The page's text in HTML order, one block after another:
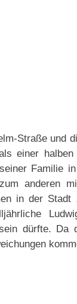
Straße und
einer
Familie
anderen
in der
dürfte.